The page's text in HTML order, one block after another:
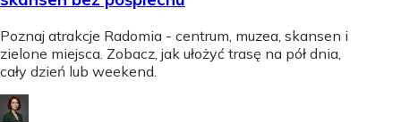
Poznaj atrakcje Radomia - centrum, muzea, skansen i
zielone miejsca. Zobacz, jak ułożyć trasę na pół dnia,
cały dzień lub weekend.